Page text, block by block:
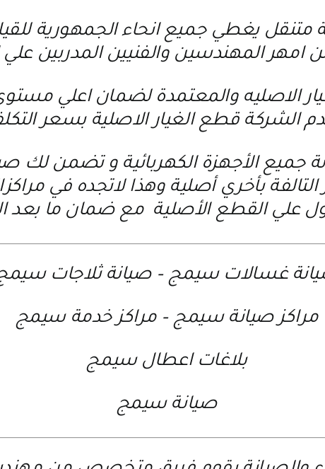
يغطي جميع انحاء الجمهورية
المهندسين والفنيين المدربين
الاصليه والمعتمدة لضمان اعلي
الشركة قطع الغيار الاصلية بسعر
جميع الأجهزة الكهربائية و تضمن لك
التالفة بأخري أصلية وهذا لاتجده في
علي القطع الأصلية مع ضمان ما بعد
غسالات سيمج – صيانة ثلاجات
مراكز صيانة سيمج – مراكز خدمة سيمج
بلاغات اعطال سيمج
صيانة سيمج